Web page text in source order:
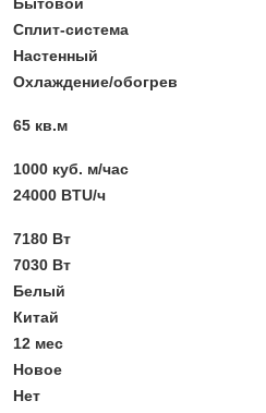
Бытовой
Сплит-система
Настенный
Охлаждение/обогрев
65 кв.м
1000 куб. м/час
24000 BTU/ч
7180 Вт
7030 Вт
Белый
Китай
12 мес
Новое
Нет